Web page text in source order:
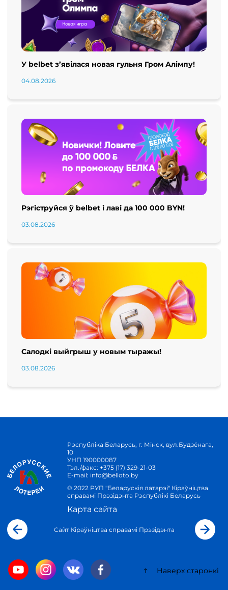
У belbet з’явілася новая гульня Гром Алімпу!
04.08.2026
Рэгіструйся ў belbet і лаві да 100 000 BYN!
03.08.2026
Салодкі выйгрыш у новым тыражы!
03.08.2026
Рэспубліка Беларусь, г. Мінск, вул.Будзёнага,
10
УНП 190000087
Тэл./факс: +375 (17) 329-21-03
E-mail: info@belloto.by
© 2022 РУП "Беларускія латарэі" Кіраўніцтва
справамі Прэзідэнта Рэспублікі Беларусь
Карта сайта
Сайт Кіраўніцтва справамі Прэзідэнта
Наверх старонкі